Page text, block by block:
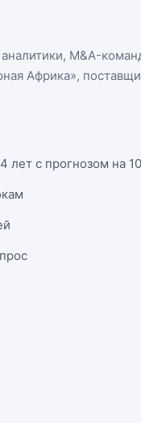
M&A-
Африка»,
лет с прогнозом на